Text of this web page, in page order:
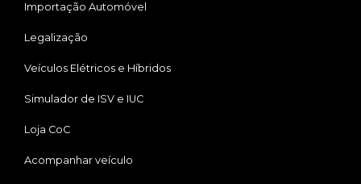
Importação Automóvel
Legalização
Veículos Elétricos e Híbridos
Simulador de ISV e IUC
Loja CoC
Acompanhar veículo